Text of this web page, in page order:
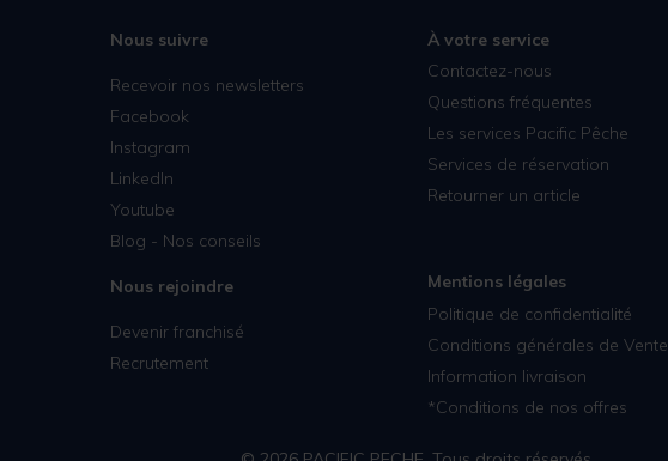
Nous suivre
Recevoir nos newsletters
Facebook
Instagram
LinkedIn
Youtube
Blog - Nos conseils
Nous rejoindre
Devenir franchisé
Recrutement
À votre service
Contactez-nous
Questions fréquentes
Les services Pacific Pêche
Services de réservation
Retourner un article
Mentions légales
Politique de confidentialité
Conditions générales de Vente
Information livraison
*Conditions de nos offres